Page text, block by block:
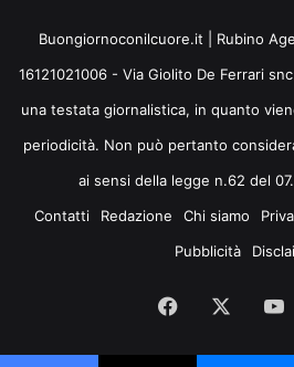
Buongiornoconilcuore.it | Rubino
16121021006 - Via Giolito De Ferrari
una testata giornalistica, in quanto
periodicità. Non può pertanto
ai sensi della legge n.62 del
Contatti
Redazione Chi siamo
Pubblicità